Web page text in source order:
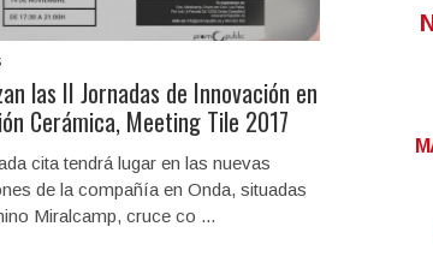
las II Jornadas de Innovación en
Cerámica, Meeting Tile 2017
cita tendrá lugar en las nuevas
de la compañía en Onda, situadas
Miralcamp, cruce co ...